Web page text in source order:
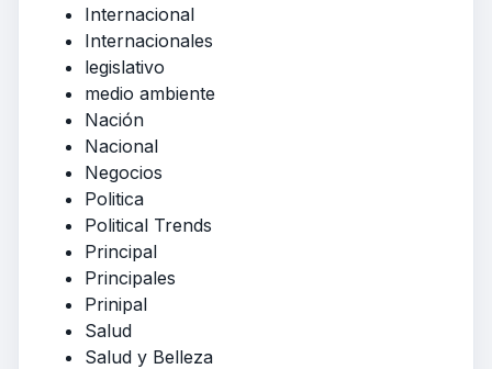
Internacional
Internacionales
legislativo
medio ambiente
Nación
Nacional
Negocios
Politica
Political Trends
Principal
Principales
Prinipal
Salud
Salud y Belleza